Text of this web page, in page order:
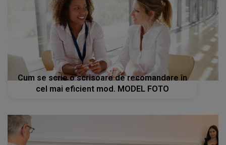
Cum se scrie o scrisoare de recomandare în
cel mai eficient mod. MODEL FOTO